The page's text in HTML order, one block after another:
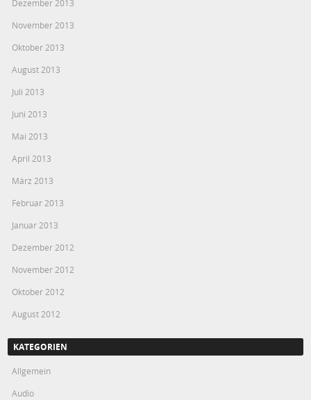
Dezember 2013
November 2013
Oktober 2013
August 2013
Juli 2013
Juni 2013
Mai 2013
April 2013
März 2013
Februar 2013
Januar 2013
Dezember 2012
November 2012
Oktober 2012
August 2012
KATEGORIEN
Allgemein
Audio